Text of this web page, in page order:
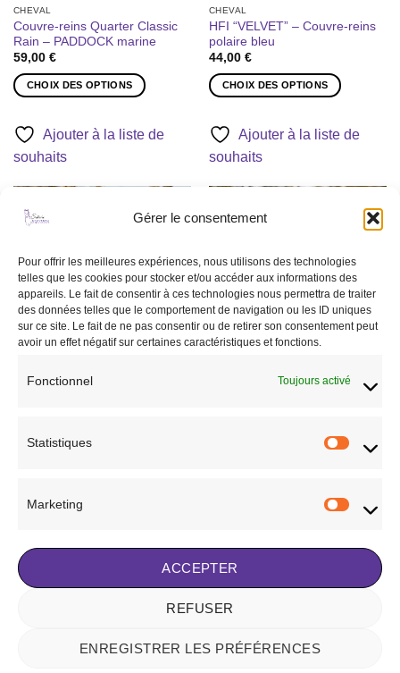
Gérer le consentement
Pour offrir les meilleures expériences, nous utilisons des technologies
telles que les cookies pour stocker et/ou accéder aux informations des
appareils. Le fait de consentir à ces technologies nous permettra de traiter
des données telles que le comportement de navigation ou les ID uniques
sur ce site. Le fait de ne pas consentir ou de retirer son consentement peut
avoir un effet négatif sur certaines caractéristiques et fonctions.
Fonctionnel Toujours activé
Statistiques
Marketing
ACCEPTER
REFUSER
ENREGISTRER LES PRÉFÉRENCES
CHEVAL
Couvre-reins Quarter Classic
Rain – PADDOCK marine
59,00 €
CHOIX DES OPTIONS
produit
a
plusieurs
options
être
choisies
sur
la
page
du
Ajouter à la liste de
souhaits
CHEVAL
HFI “VELVET” – Couvre-reins
polaire bleu
44,00 €
CHOIX DES OPTIONS
produit
a
plusieurs
options
choisies
sur
la
page
du
Ajouter à la liste de
souhaits
de
souhaits
RUPTURE DE STOCK
CHEVAL
CHOIX DES OPTIONS
variations.
Les
options
Ajouter à la liste de
Ajouter
souhaits
HFI “VELVET” – Couvre-reins
CHOIX DES OPTIONS
variations.
Les
options
peuvent
choisies
Ajouter à la liste de
Visa Stripe
NOTRE HISTOIRE BLOG CONTACT
FAQ